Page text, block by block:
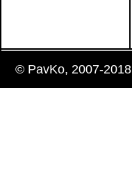
© PavKo, 2007-2018